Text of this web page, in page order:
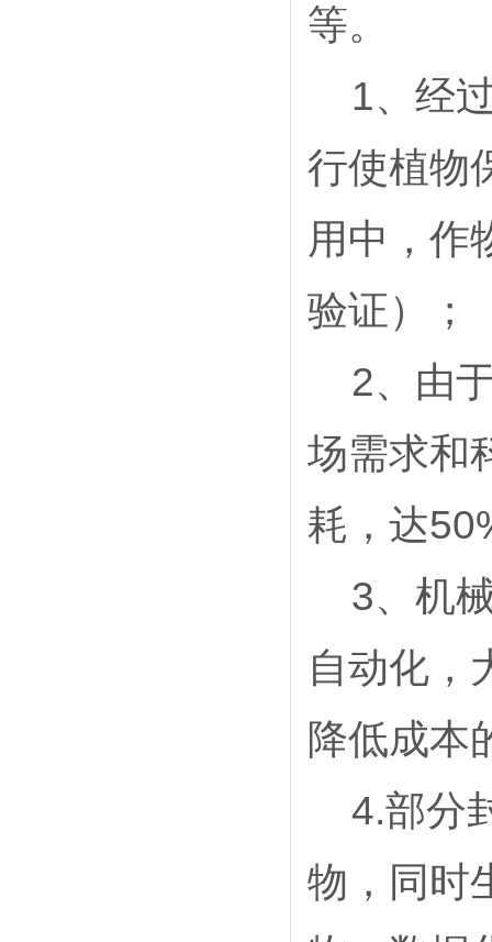
等。
1、经
行使植物
用中，作
验证）；
2、由
场需求和
耗，达
3、机
自动化，
降低成本
4.部分
物，同时